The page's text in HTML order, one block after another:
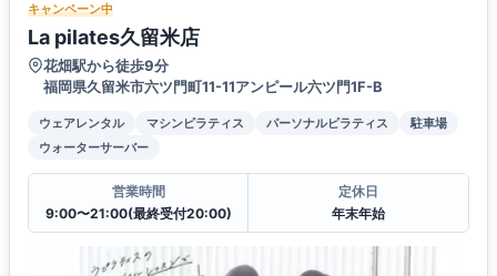
キャンペーン中
La pilates久留米店
花畑駅から徒歩9分
福岡県久留米市六ツ門町11-11アンピール六ツ門1F-B
ウェアレンタル マシンピラティス パーソナルピラティス
駐車場
ウォーターサーバー
営業時間
9:00〜21:00(最終受付20:00)
定休日
年末年始